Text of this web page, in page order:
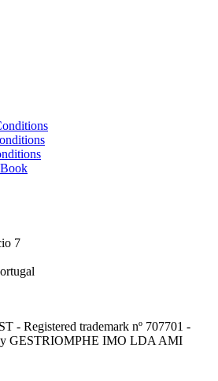
7
- Registered trademark nº 707701 -
GESTRIOMPHE IMO LDA AMI